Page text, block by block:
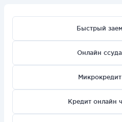
Быстрый
Онлайн
Кредит онлайн